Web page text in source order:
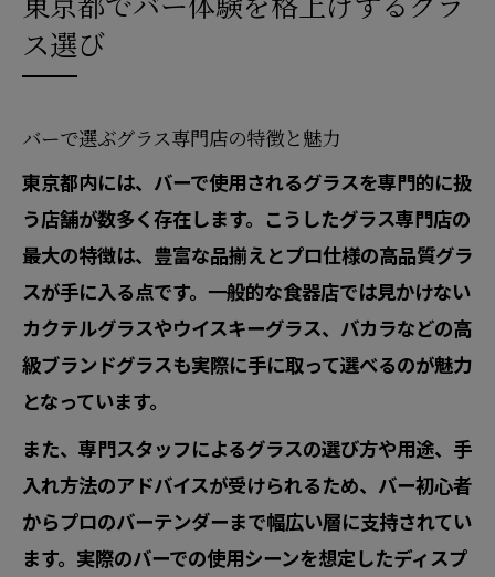
バカラグラス修理を活用したバー体験向
上術
グラスの持ち方が変えるバーでの印象
バーで好印象な正しいグラスの持ち方と
東京都のバーでスマートに見える手元の
所作
バーグラス選びと持ち方のマナーを徹底
解説
バー用品専門店で学ぶ持ち方のポイント
カクテルグラスを美しく持つテクニック
香りを楽しむためのバーグラス活用術
バーで香りを引き出すグラス選びのコツ
東京都のグラス専門店で香り体験を広げ
る
東京都でバー体験を格上げするグラ
ス選び
バーで選ぶグラス専門店の特徴と魅力
東京都内には、バーで使用されるグラスを専門的に扱
う店舗が数多く存在します。こうしたグラス専門店の
最大の特徴は、豊富な品揃えとプロ仕様の高品質グラ
スが手に入る点です。一般的な食器店では見かけない
カクテルグラスやウイスキーグラス、バカラなどの高
級ブランドグラスも実際に手に取って選べるのが魅力
となっています。
また、専門スタッフによるグラスの選び方や用途、手
入れ方法のアドバイスが受けられるため、バー初心者
からプロのバーテンダーまで幅広い層に支持されてい
ます。実際のバーでの使用シーンを想定したディスプ